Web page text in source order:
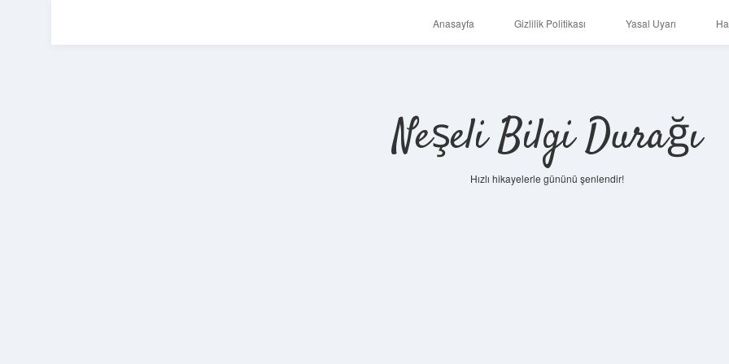
Anasayfa Gizlilik Politikası Yasal Uyarı
Neşeli Bilgi Durağı
Hızlı hikayelerle gününü şenlendir!